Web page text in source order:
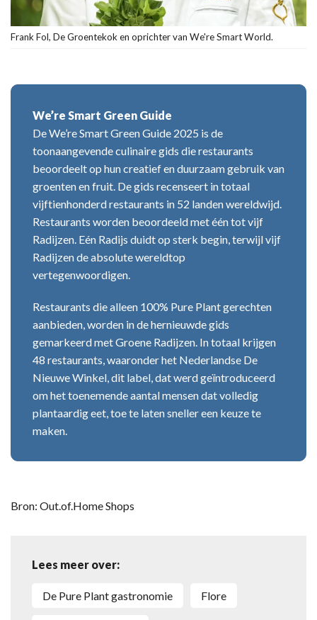
Frank Fol, De Groentekok en oprichter van We're Smart World.
We’re Smart Green Guide
De We’re Smart Green Guide 2025 is de
toonaangevende culinaire gids die restaurants
beoordeelt op hun creatief en duurzaam gebruik van
groenten en fruit. De gids recenseert in totaal
vijftienhonderd restaurants in 52 landen wereldwijd.
Restaurants worden beoordeeld met één tot vijf
Radijzen. Eén Radijs duidt op sterk begin, terwijl vijf
Radijzen de absolute wereldtop
vertegenwoordigen.
Restaurants die alleen 100% Pure Plant gerechten
aanbieden, worden in de hernieuwde gids
gemarkeerd met Groene Radijzen. In totaal krijgen
48 restaurants, waaronder het Nederlandse De
Nieuwe Winkel, dit label, dat werd geïntroduceerd
om het toenemende aantal mensen dat volledig
plantaardig eet, toe te laten sneller een keuze te
maken.
Bron: Out.of.Home Shops
Lees meer over:
de Pure Plant gastronomie Flore